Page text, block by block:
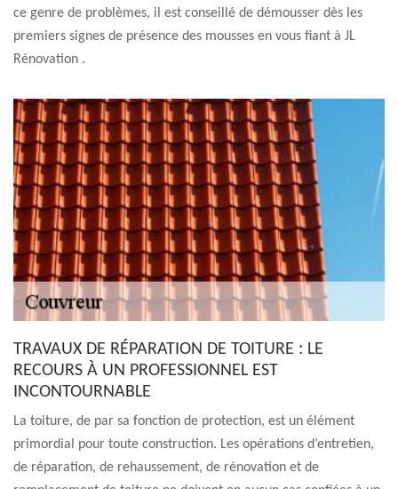
ce genre de problèmes, il est conseillé de démousser dès les
premiers signes de présence des mousses en vous fiant à JL
Rénovation .
TRAVAUX DE RÉPARATION DE TOITURE : LE
RECOURS À UN PROFESSIONNEL EST
INCONTOURNABLE
La toiture, de par sa fonction de protection, est un élément
primordial pour toute construction. Les opérations d’entretien,
de réparation, de rehaussement, de rénovation et de